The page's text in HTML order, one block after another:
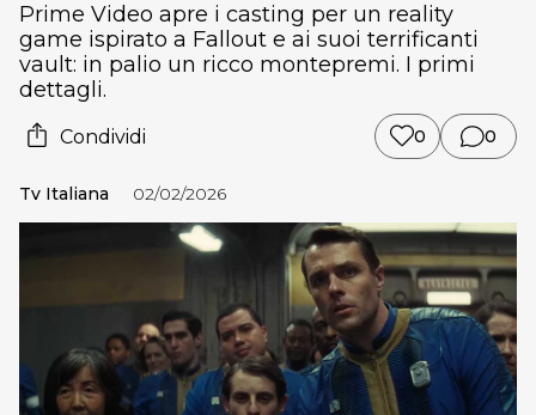
Prime Video apre i casting per un reality
game ispirato a Fallout e ai suoi terrificanti
vault: in palio un ricco montepremi. I primi
dettagli.
Condividi 0 0
Tv Italiana 02/02/2026